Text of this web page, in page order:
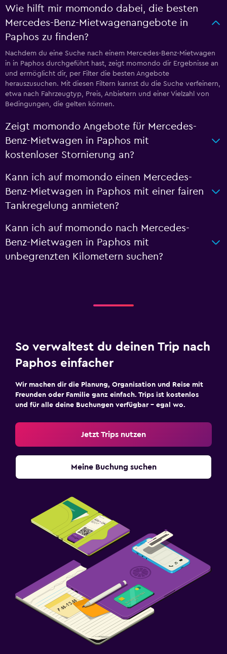
Wie hilft mir momondo dabei, die besten
Mercedes-Benz-Mietwagenangebote in
Paphos zu finden?
Nachdem du eine Suche nach einem Mercedes-Benz-Mietwagen
in in Paphos durchgeführt hast, zeigt momondo dir Ergebnisse an
und ermöglicht dir, per Filter die besten Angebote
herauszusuchen. Mit diesen Filtern kannst du die Suche verfeinern,
etwa nach Fahrzeugtyp, Preis, Anbietern und einer Vielzahl von
Bedingungen, die gelten können.
Zeigt momondo Angebote für Mercedes-
Benz-Mietwagen in Paphos mit
kostenloser Stornierung an?
Kann ich auf momondo einen Mercedes-
Benz-Mietwagen in Paphos mit einer fairen
Tankregelung anmieten?
Kann ich auf momondo nach Mercedes-
Benz-Mietwagen in Paphos mit
unbegrenzten Kilometern suchen?
So verwaltest du deinen Trip nach
Paphos einfacher
Wir machen dir die Planung, Organisation und Reise mit
Freunden oder Familie ganz einfach. Trips ist kostenlos
und für alle deine Buchungen verfügbar – egal wo.
Jetzt Trips nutzen
Meine Buchung suchen